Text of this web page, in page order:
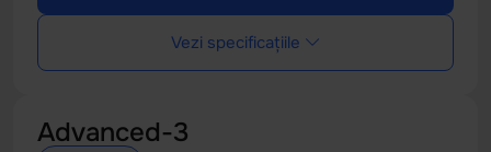
Vezi specificațiile
Advanced-3